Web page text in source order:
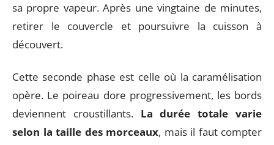
sa propre vapeur. Après une vingtaine de minutes,
retirer le couvercle et poursuivre la cuisson à
découvert.
Cette seconde phase est celle où la caramélisation
opère. Le poireau dore progressivement, les bords
deviennent croustillants. La durée totale varie
selon la taille des morceaux, mais il faut compter